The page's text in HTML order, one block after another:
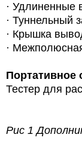
· Удлиненные
· Туннельный
· Крышка
·
Портативное
Тестер для
Рис 1